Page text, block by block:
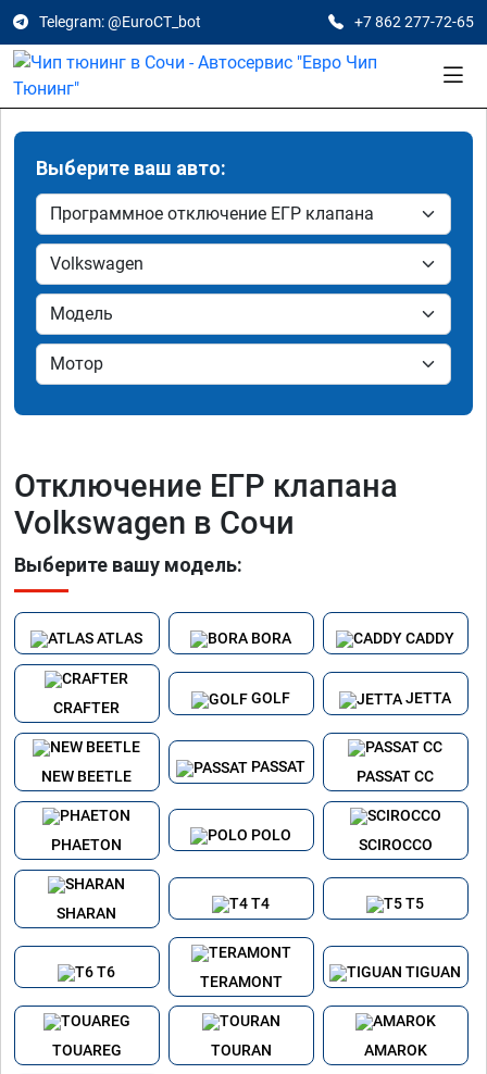
Telegram: @EuroCT_bot +7 862 277-72-65
Выберите ваш авто:
Отключение ЕГР клапана
Volkswagen в Сочи
Выберите вашу модель:
ATLAS BORA CADDY
CRAFTER
GOLF JETTA
NEW BEETLE
PASSAT
PASSAT CC
PHAETON
POLO
SCIROCCO
SHARAN
T4 T5
T6
TERAMONT
TIGUAN
TOUAREG TOURAN AMAROK